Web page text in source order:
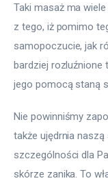
Taki masaż ma
z tego, iż pomimo
samopoczucie, jak
bardziej rozluźnione
jego pomocą staną
Nie powinniśmy
także ujędrnia
szczególności dla
skórze zanika. To